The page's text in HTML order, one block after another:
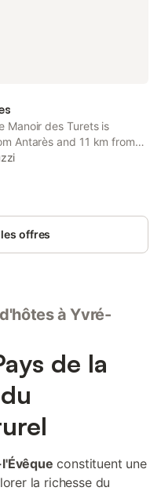
Manoir des Turets is
Antarès and 11 km from
access to a terrace, free
offres
à Yvré-
de la
constituent une
la richesse du